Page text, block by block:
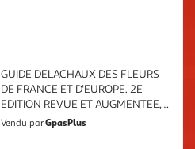
GUIDE DELACHAUX DES FLEURS
DE FRANCE ET D'EUROPE. 2E
EDITION REVUE ET AUGMENTEE,
Streeter David
Vendu parGpasPlus